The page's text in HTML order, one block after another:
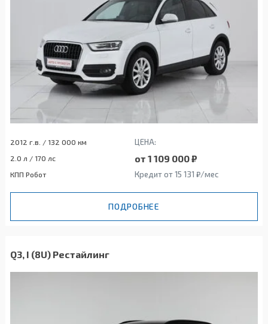
2012 г.в. / 132 000 км ЦЕНА:
2.0 л / 170 лс от 1 109 000 ₽
КПП Робот Кредит от 15 131 ₽/мес
ПОДРОБНЕЕ
Q3, I (8U) Рестайлинг